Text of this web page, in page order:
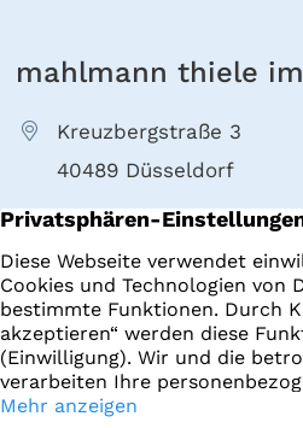
mahlmann thiele
Kreuzbergstraße 3
40489 Düsseldorf
+49 211 4022000
E-Mail senden
Immobilien
Startseite